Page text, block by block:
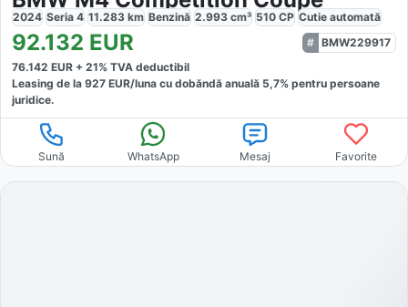
2024 Seria 4 11.283 km Benzină 2.993 cm³ 510 CP Cutie automată
92.132 EUR
BMW229917
76.142 EUR + 21% TVA deductibil
Leasing de la 927 EUR/luna cu dobăndă anuală 5,7% pentru persoane
juridice.
Sună WhatsApp Mesaj Favorite